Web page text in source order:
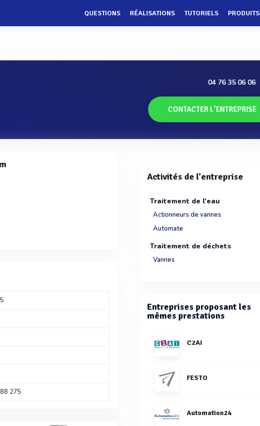
QUESTIONS RÉALISATIONS TUTORIELS PRODUITS
04 76 35 06 06
CONTACTER L'ENTREPRISE
275
Activités de l'entreprise
Traitement de l'eau
Actionneurs de vannes
Automate
Traitement de déchets
Vannes
Entreprises proposant les
mêmes prestations
C2AI
FESTO
Automation24